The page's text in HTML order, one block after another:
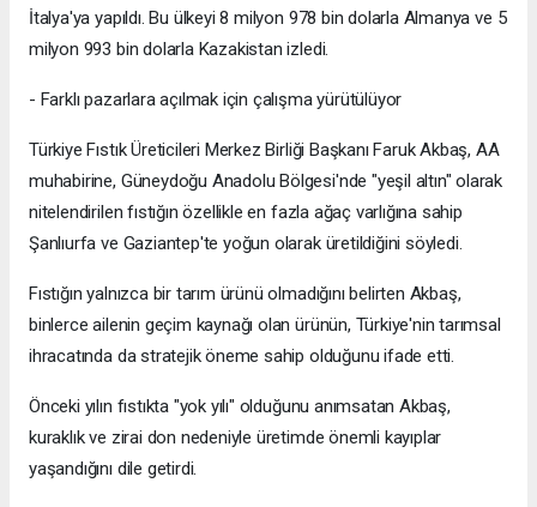
İtalya'ya yapıldı. Bu ülkeyi 8 milyon 978 bin dolarla Almanya ve 5
milyon 993 bin dolarla Kazakistan izledi.
- Farklı pazarlara açılmak için çalışma yürütülüyor
Türkiye Fıstık Üreticileri Merkez Birliği Başkanı Faruk Akbaş, AA
muhabirine, Güneydoğu Anadolu Bölgesi'nde "yeşil altın" olarak
nitelendirilen fıstığın özellikle en fazla ağaç varlığına sahip
Şanlıurfa ve Gaziantep'te yoğun olarak üretildiğini söyledi.
Fıstığın yalnızca bir tarım ürünü olmadığını belirten Akbaş,
binlerce ailenin geçim kaynağı olan ürünün, Türkiye'nin tarımsal
ihracatında da stratejik öneme sahip olduğunu ifade etti.
Önceki yılın fıstıkta "yok yılı" olduğunu anımsatan Akbaş,
kuraklık ve zirai don nedeniyle üretimde önemli kayıplar
yaşandığını dile getirdi.